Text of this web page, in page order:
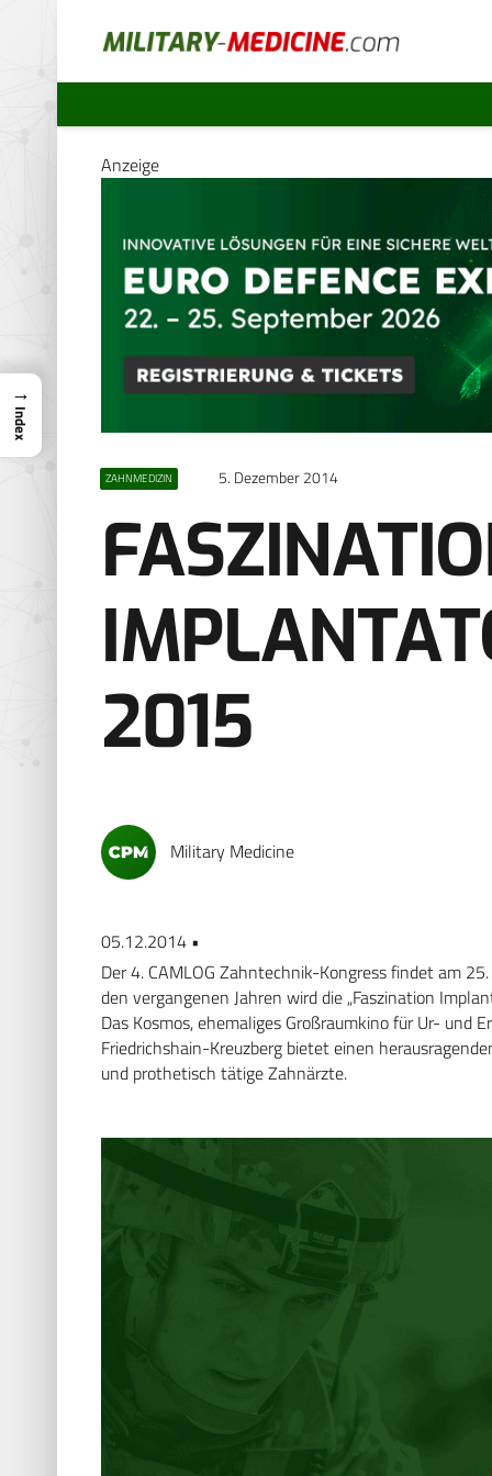
Anzeige
ZAHNMEDIZIN 5. Dezember 2014
2015
Military Medicine
05.12.2014 •
Der 4. CAMLOG Zahntechnik-Kongress findet am
den vergangenen Jahren wird die „Faszination
Das Kosmos, ehemaliges Großraumkino für Ur-
Friedrichshain-Kreuzberg bietet einen
und prothetisch tätige Zahnärzte.
→
Index